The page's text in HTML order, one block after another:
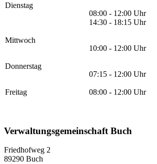
Dienstag
08:00 - 12:00 Uhr
14:30 - 18:15 Uhr
Mittwoch
10:00 - 12:00 Uhr
Donnerstag
07:15 - 12:00 Uhr
Freitag 08:00 - 12:00 Uhr
Verwaltungsgemeinschaft Buch
Friedhofweg 2
89290 Buch